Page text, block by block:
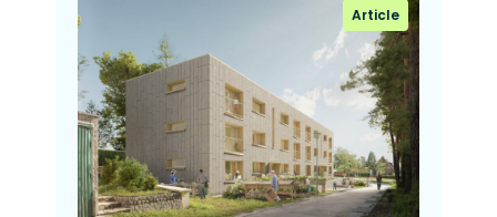
Article